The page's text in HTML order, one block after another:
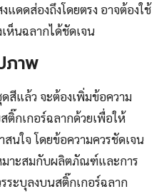
ดดส่องถึงโดยตรง อาจต้องใช้
ห็นฉลากได้ชัดเจน
ภาพ
สีแล้ว จะต้องเพิ่มข้อความ
กเกอร์ฉลากด้วยเพื่อให้
นใจ โดยข้อความควรชัดเจน
มาะสมกับผลิตภัณฑ์และการ
ระบุลงบนสติ๊กเกอร์ฉลาก